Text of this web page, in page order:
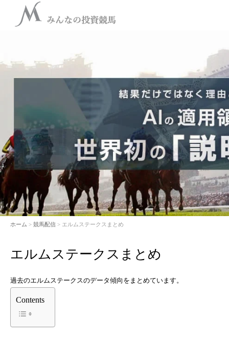
ホーム > 競馬配信 > エルムステークスまとめ
エルムステークスまとめ
過去のエルムステークスのデータ傾向をまとめています。
Contents